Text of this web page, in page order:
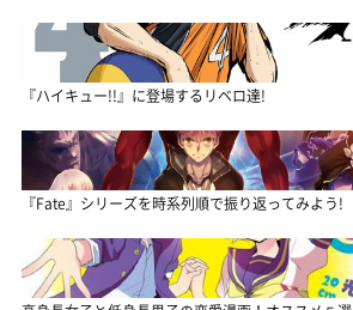
『ハイキュー!!』に登場するリベロ達!
『Fate』シリーズを時系列順で振り返ってみよう!